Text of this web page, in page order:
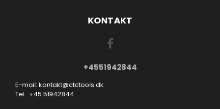
KONTAKT
+4551942844
E-mail: kontakt@ctctools.dk
Tel.: +45 51942844